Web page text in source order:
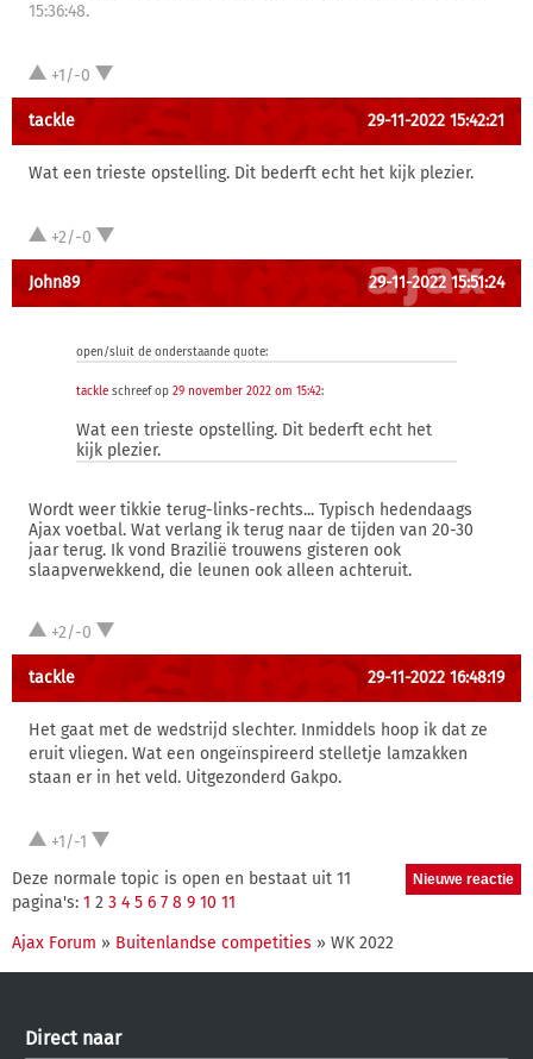
15:36:48.
+1/-0
tackle 29-11-2022 15:42:21
Wat een trieste opstelling. Dit bederft echt het kijk plezier.
+2/-0
John89 29-11-2022 15:51:24
open/sluit de onderstaande quote:
tackle schreef op 29 november 2022 om 15:42:
Wat een trieste opstelling. Dit bederft echt het
kijk plezier.
Wordt weer tikkie terug-links-rechts... Typisch hedendaags
Ajax voetbal. Wat verlang ik terug naar de tijden van 20-30
jaar terug. Ik vond Brazilië trouwens gisteren ook
slaapverwekkend, die leunen ook alleen achteruit.
+2/-0
tackle 29-11-2022 16:48:19
Het gaat met de wedstrijd slechter. Inmiddels hoop ik dat ze
eruit vliegen. Wat een ongeïnspireerd stelletje lamzakken
staan er in het veld. Uitgezonderd Gakpo.
+1/-1
Deze normale topic is open en bestaat uit 11
pagina's: 1 2 3 4 5 6 7 8 9 10 11
Ajax Forum » Buitenlandse competities » WK 2022
Direct naar